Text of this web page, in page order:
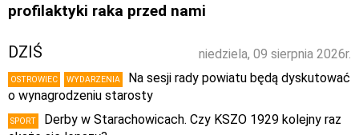
profilaktyki raka przed nami
niedziela, 09 sierpnia 2026r.
DZIŚ
OSTROWIEC WYDARZENIA
Na sesji rady powiatu będą dyskutować
o wynagrodzeniu starosty
SPORT
Derby w Starachowicach. Czy KSZO 1929 kolejny raz